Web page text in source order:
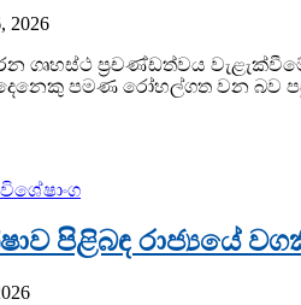
2026
දරන ගෘහස්ථ ප්‍රචණ්ඩත්වය
පමණ රෝහල්ගත වන බව
විශේෂාංග
පිළිබඳ රාජ්‍යයේ